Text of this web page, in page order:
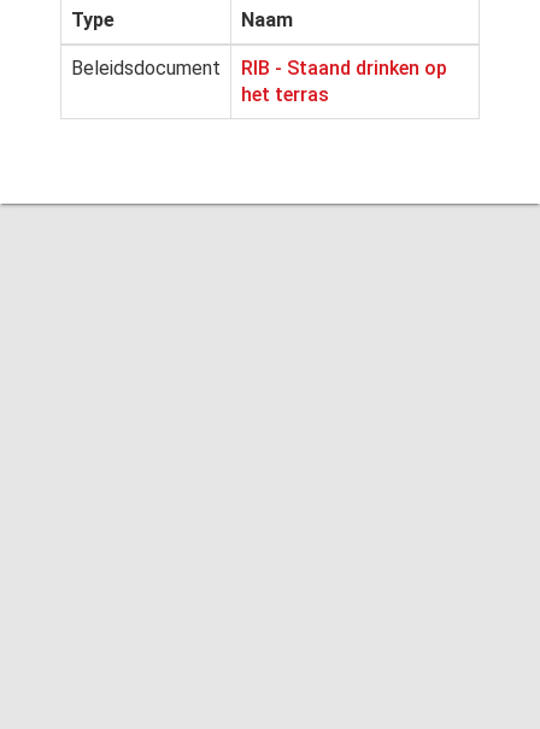
Type Naam
Beleidsdocument
RIB - Staand drinken op
het terras